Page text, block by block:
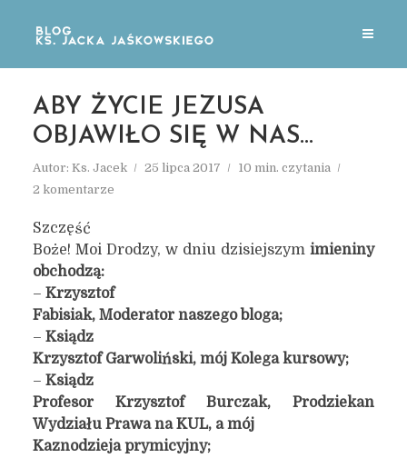
ABY ŻYCIE JEZUSA
OBJAWIŁO SIĘ W NAS…
Autor: Ks. Jacek 25 lipca 2017
10 min. czytania
2 komentarze
Szczęść
Boże! Moi Drodzy, w dniu dzisiejszym imieniny
obchodzą:
– Krzysztof
Fabisiak, Moderator naszego bloga;
– Ksiądz
Krzysztof Garwoliński, mój Kolega kursowy;
– Ksiądz
Profesor Krzysztof Burczak, Prodziekan
Wydziału Prawa na KUL, a mój
Kaznodzieja prymicyjny;